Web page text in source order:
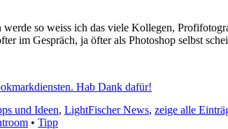
so weiss ich das viele Kollegen,
im Gespräch, ja öfter als Photoshop selbst
Hab Dank dafür!
und Ideen, LightFischer News, zeige alle
• Tipp